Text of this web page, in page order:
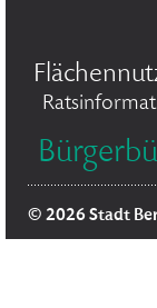
© 2026 Stadt